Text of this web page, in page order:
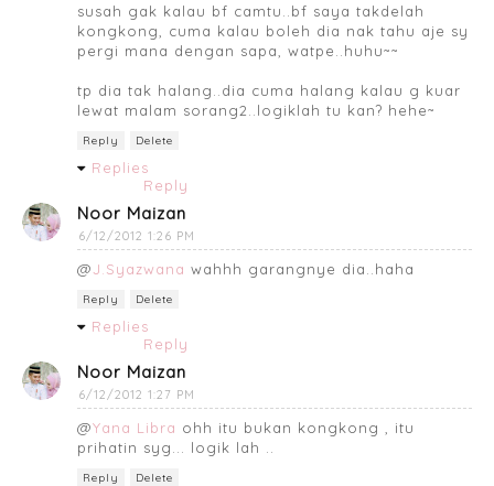
susah gak kalau bf camtu..bf saya takdelah
kongkong, cuma kalau boleh dia nak tahu aje sy
pergi mana dengan sapa, watpe..huhu~~
tp dia tak halang..dia cuma halang kalau g kuar
lewat malam sorang2..logiklah tu kan? hehe~
Reply Delete
Replies
Reply
Noor Maizan
6/12/2012 1:26 PM
@J.Syazwana wahhh garangnye dia..haha
Reply Delete
Replies
Reply
Noor Maizan
6/12/2012 1:27 PM
@Yana Libra ohh itu bukan kongkong , itu
prihatin syg... logik lah ..
Reply Delete